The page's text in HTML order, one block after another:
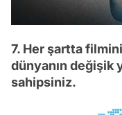
7. Her şartta
dünyanın değişik
sahipsiniz.